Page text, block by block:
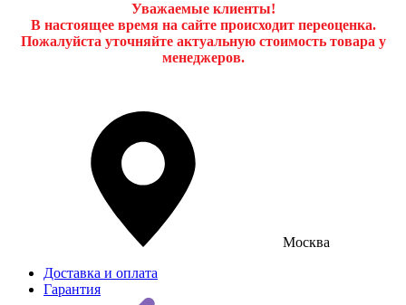
Уважаемые клиенты!
В настоящее время на сайте происходит переоценка.
Пожалуйста уточняйте актуальную стоимость товара у
менеджеров.
Москва
Доставка и оплата
Гарантия